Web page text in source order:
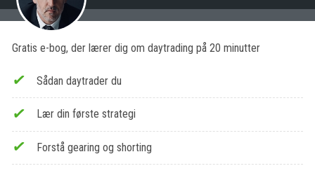
Gratis e-bog, der lærer dig om daytrading på 20 minutter
Sådan daytrader du
Lær din første strategi
Forstå gearing og shorting